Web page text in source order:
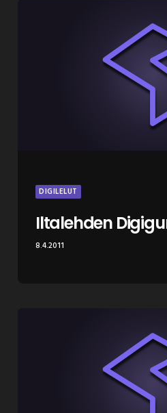
DIGILELUT
Iltalehden
8.4.2011